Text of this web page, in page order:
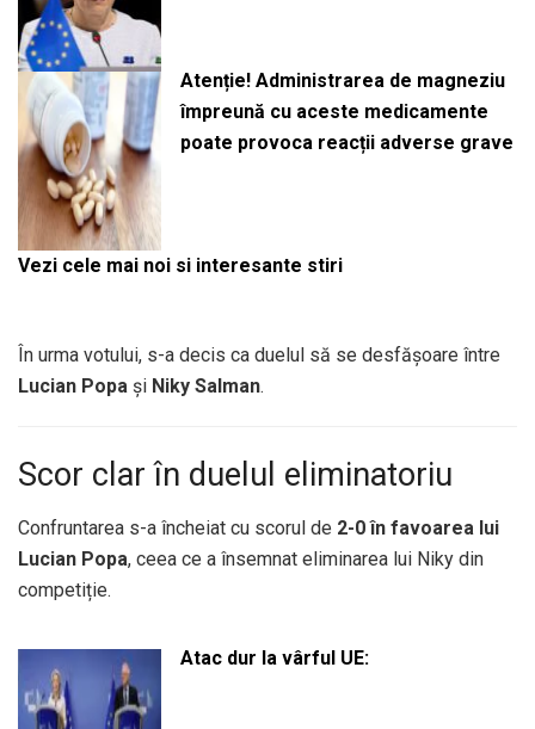
Atenție! Administrarea de magneziu
împreună cu aceste medicamente
poate provoca reacții adverse grave
Vezi cele mai noi si interesante stiri
În urma votului, s-a decis ca duelul să se desfășoare între
Lucian Popa și Niky Salman.
Scor clar în duelul eliminatoriu
Confruntarea s-a încheiat cu scorul de 2-0 în favoarea lui
Lucian Popa, ceea ce a însemnat eliminarea lui Niky din
competiție.
Atac dur la vârful UE: